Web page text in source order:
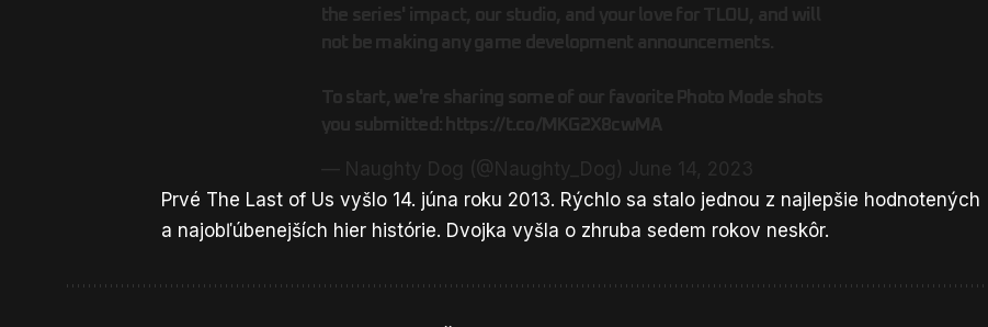
Prvé The Last of Us vyšlo 14. júna roku 2013. Rýchlo sa stalo jednou z najlepšie hodnotených
a najobľúbenejších hier histórie. Dvojka vyšla o zhruba sedem rokov neskôr.